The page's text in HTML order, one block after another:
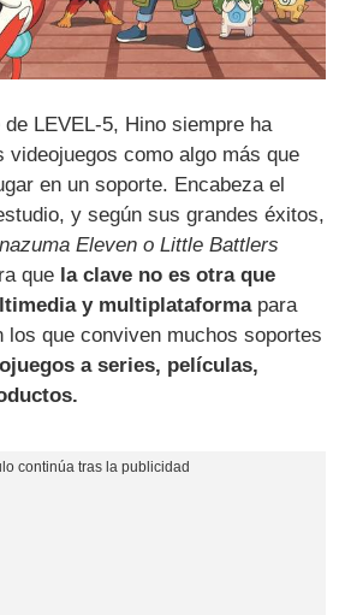
LEVEL-5, Hino siempre ha
videojuegos como algo más que
en un soporte. Encabeza el
y según sus grandes éxitos,
Eleven o Little Battlers
que la clave no es otra que
y multiplataformapara
los que conviven muchos soportes
a series, películas,